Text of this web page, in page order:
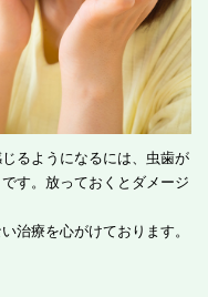
るようになるには、虫歯が
す。放っておくとダメージ
治療を心がけております。